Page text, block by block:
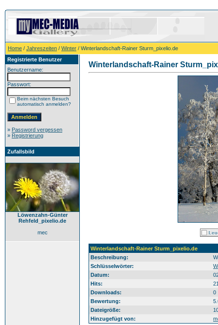
Home / Jahreszeiten / Winter / Winterlandschaft-Rainer Sturm_pixelio.de
Registrierte Benutzer
Benutzername:
Passwort:
Beim nächsten Besuch
automatisch anmelden?
» Password vergessen
» Registrierung
Zufallsbild
Löwenzahn-Günter
Rehfeld_pixelio.de
mec
Winterlandschaft-Rainer
Winterlandschaft-Rainer Sturm_pixelio.de
Beschreibung:
Schlüsselwörter:
Datum:
Hits:
Downloads:
0
Bewertung:
Dateigröße:
Hinzugefügt von: